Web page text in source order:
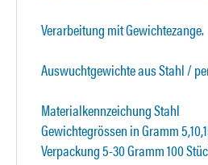
Verarbeitung mit Gewichtezange.
Auswuchtgewichte aus Stahl /
Materialkennzeichung Stahl
Gewichtegrössen in Gramm
Verpackung 5-30 Gramm 100